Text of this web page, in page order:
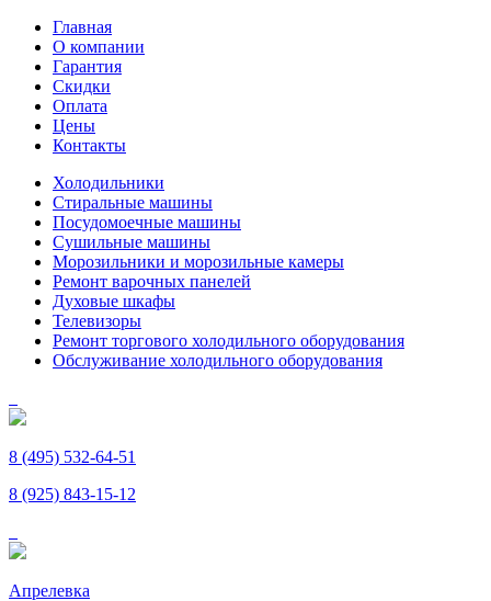
Главная
О компании
Гарантия
Скидки
Оплата
Цены
Контакты
Холодильники
Стиральные машины
Посудомоечные машины
Сушильные машины
Морозильники и морозильные камеры
Ремонт варочных панелей
Духовые шкафы
Телевизоры
Ремонт торгового холодильного оборудования
Обслуживание холодильного оборудования
8 (495) 532-64-51
8 (925) 843-15-12
Апрелевка